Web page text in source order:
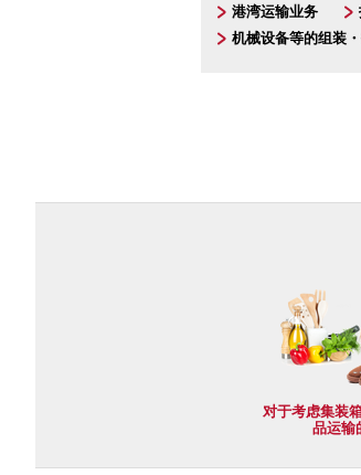
对于考虑集装
品运输
港湾运输业务
机械设备等的组装・